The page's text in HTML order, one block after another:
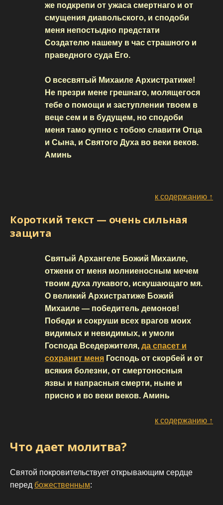
же подкрепи от ужаса смертнаго и от
смущения диавольского, и сподоби
меня непостыдно предстати
Создателю нашему в час страшного и
праведного суда Его.
О всесвятый Михаиле Архистратиже!
Не презри мене грешнаго, молящегося
тебе о помощи и заступлении твоем в
веце сем и в будущем, но сподоби
меня тамо купно с тобою славити Отца
и Сына, и Святого Духа во веки веков.
Аминь
к содержанию ↑
Короткий текст — очень сильная
защита
Святый Архангеле Божий Михаиле,
отжени от меня молниеносным мечем
твоим духа лукавого, искушающаго мя.
О великий Архистратиже Божий
Михаиле — победитель демонов!
Победи и сокруши всех врагов моих
видимых и невидимых, и умоли
Господа Вседержителя, да спасет и
сохранит меня Господь от скорбей и от
всякия болезни, от смертоносныя
язвы и напрасныя смерти, ныне и
присно и во веки веков. Аминь
к содержанию ↑
Что дает молитва?
Святой покровительствует открывающим сердце
перед божественным: